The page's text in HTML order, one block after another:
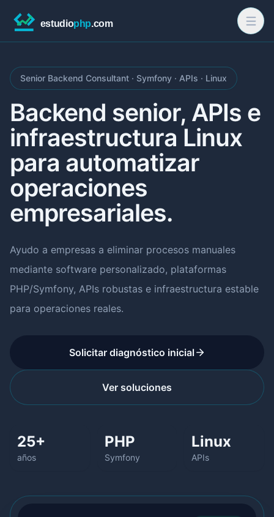
Senior Backend Consultant · Symfony · APIs · Linux
Backend senior, APIs e
infraestructura Linux
para automatizar
operaciones
empresariales.
Ayudo a empresas a eliminar procesos manuales
mediante software personalizado, plataformas
PHP/Symfony, APIs robustas e infraestructura estable
para operaciones reales.
Solicitar diagnóstico inicial
Ver soluciones
25+
años
PHP
Symfony
Linux
APIs